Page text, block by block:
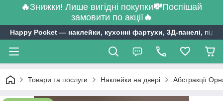
🔥Знижки! Лише вигідні покупки💸Поспішай
замовити по акції🔥
Happy Pocket ― наклейки, кухонні фартухи, 3Д-панелі,
Товари та послуги Наклейки на двері Абстракції